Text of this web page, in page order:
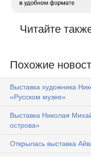
Читайте
Похожие
Выставка художника
«Русском музее»
Выставка Николая
острова»
Открылась выставка